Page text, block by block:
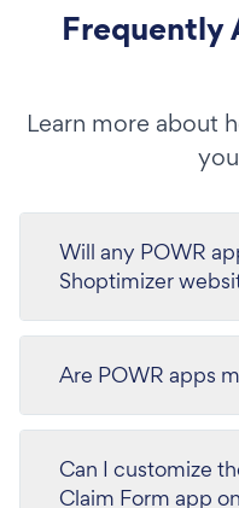
Frequently
Learn more about
Will any POWR
Shoptimizer
Are POWR apps
Can I customize